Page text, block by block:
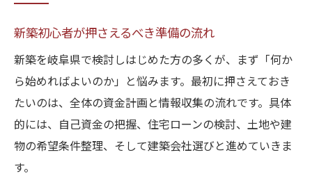
新築初心者が押さえるべき準備の流れ
新築を岐阜県で検討しはじめた方の多くが、まず「何か
ら始めればよいのか」と悩みます。最初に押さえておき
たいのは、全体の資金計画と情報収集の流れです。具体
的には、自己資金の把握、住宅ローンの検討、土地や建
物の希望条件整理、そして建築会社選びと進めていきま
す。